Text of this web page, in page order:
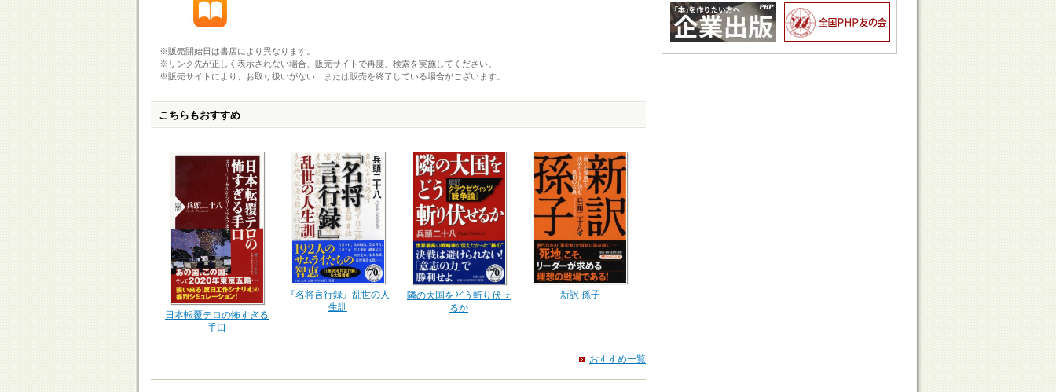
※販売開始日は書店により異なります。
※リンク先が正しく表示されない場合、販売サイトで再度、検索を実施してください。
※販売サイトにより、お取り扱いがない、または販売を終了している場合がございます。
こちらもおすすめ
日本転覆テロの怖すぎる
手口
『名将言行録』乱世の人
生訓
隣の大国をどう斬り伏せ
るか
新訳 孫子
おすすめ一覧